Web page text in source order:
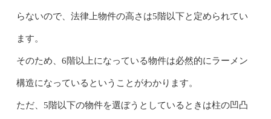
らないので、法律上物件の高さは5階以下と定められてい
ます。
そのため、6階以上になっている物件は必然的にラーメン
構造になっているということがわかります。
ただ、5階以下の物件を選ぼうとしているときは柱の凹凸